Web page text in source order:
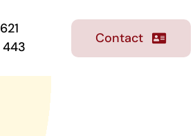
Infertilité & PMA
Contact